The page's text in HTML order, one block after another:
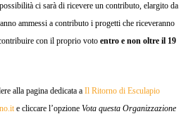
ci sarà di ricevere un contributo, elargito da
ammessi a contributo i progetti che riceveranno
con il proprio voto entro e non oltre il 19
alla pagina dedicata a Il Ritorno di Esculapio
e cliccare l’opzione Vota questa Organizzazione